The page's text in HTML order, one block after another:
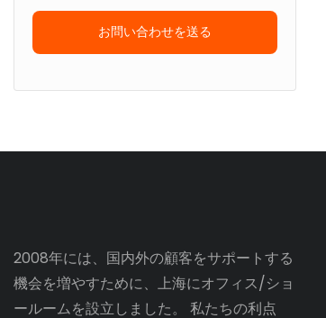
お問い合わせを送る
2008年には、国内外の顧客をサポートする
機会を増やすために、上海にオフィス/ショ
ールームを設立しました。 私たちの利点